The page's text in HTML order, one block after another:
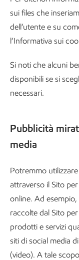
sui files che
dell’utente e su
l’Informativa sui
Si noti che alcuni
disponibili se si
necessari.
Pubblicità
media
Potremmo
attraverso il Sito
online. Ad
raccolte dal Sito
prodotti e servizi
siti di social media
(video). A tale